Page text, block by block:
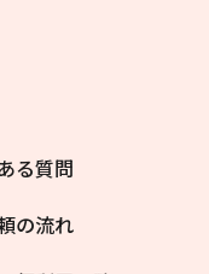
る質問
の流れ